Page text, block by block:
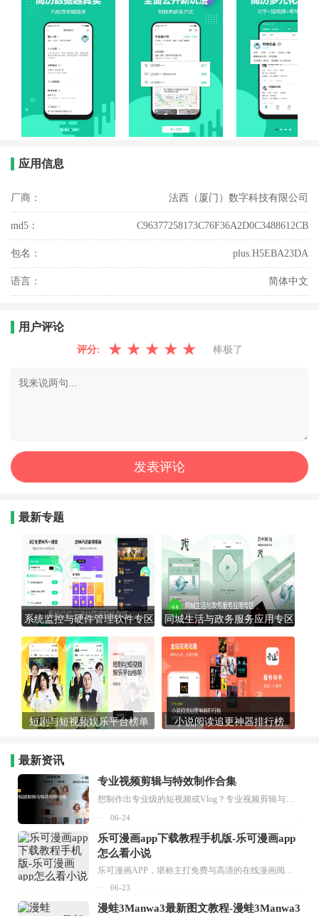
应用信息
厂商： 法西（厦门）数字科技有限公司
md5： C96377258173C76F36A2D0C3488612CB
包名： plus.H5EBA23DA
语言： 简体中文
用户评论
评分: ★ ★ ★ ★ ★ 棒极了
最新专题
系统监控与硬件管理软件专区 同城生活与政务服务应用专区
短剧与短视频娱乐平台榜单 小说阅读追更神器排行榜
最新资讯
专业视频剪辑与特效制作合集
想制作出专业级的短视频或Vlog？专业视频剪辑与特效制作大全专题为你提供了从剪辑、抠像到特效包装的全套解决方案。无论是添加炫酷的片头、进行精准的视频抠图，还是制...
06-24
乐可漫画app下载教程手机版-乐可漫画app
怎么看小说
乐可漫画APP，堪称主打免费与高清的在线漫画阅读神器。其官方版提供海量完整版漫画资源，无论是国内漫画，还是日漫、韩漫、台漫、美漫等国外漫画，应有尽有，随时供你阅读。只需轻点一下，便能直接进入阅读界面。不仅如此，乐可漫画最新版本更新速度极快，在这里，你总能抢先看到全网一手漫画章节内容！...
06-23
漫蛙3Manwa3最新图文教程-漫蛙3Manwa3